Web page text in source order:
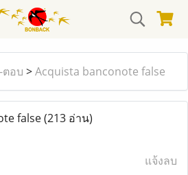
ตอบ >Acquista banconote false
false(213 อ่าน)
แจ้งลบ